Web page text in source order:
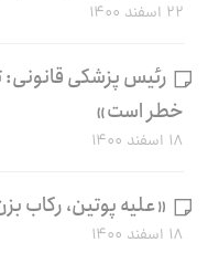
۲۲ اسفند ۱۴۰۰
رئیس پزشکی
خطر است»
۱۸ اسفند ۱۴۰۰
«علیه پوتین، رکاب
۱۸ اسفند ۱۴۰۰